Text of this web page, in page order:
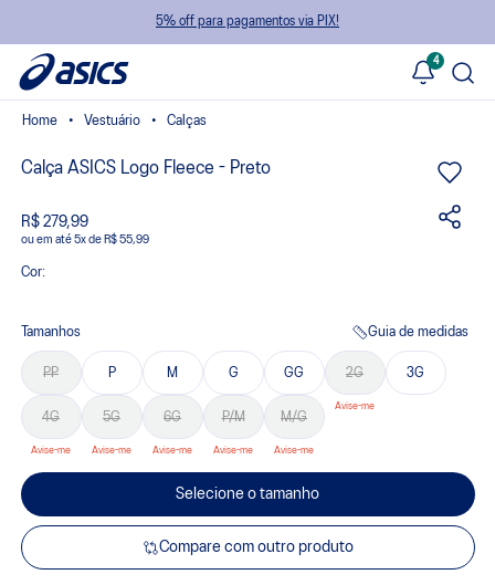
5% off para pagamentos via PIX!
4
Vestuário Calças
Calça ASICS Logo Fleece - Preto
R$ 279,99
ou 5xde R$ 55,99
Cor:
Tamanhos Guia de medidas
PP P M G GG 2G 3G
4G 5G 6G P/M M/G
Selecione o tamanho
Compare com outro produto